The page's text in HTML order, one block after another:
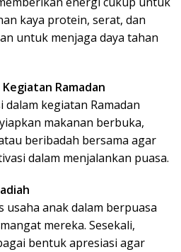
kaya protein, serat, dan
untuk menjaga daya tahan
Ramadan
kegiatan Ramadan
makanan berbuka,
beribadah bersama agar
dalam menjalankan puasa.
anak dalam berpuasa
mereka. Sesekali,
bentuk apresiasi agar